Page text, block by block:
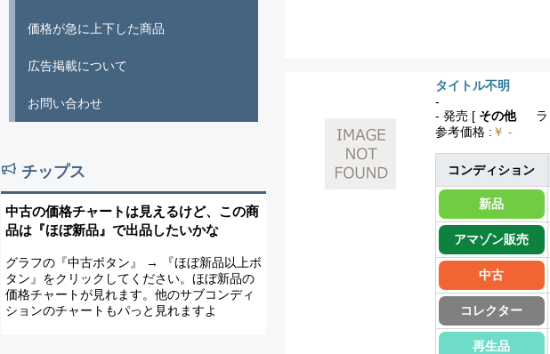
タイトル不明
-
- 発売 [ その他 ラ
参考価格 : ￥ -
コンディション
新品
アマゾン販売
中古
コレクター
再生品
価格が急に上下した商品
広告掲載について
お問い合わせ
チップス
中古の価格チャートは見えるけど、この商
品は『ほぼ新品』で出品したいかな
グラフの『中古ボタン』 → 『ほぼ新品以上ボ
タン』をクリックしてください。ほぼ新品の
価格チャートが見れます。他のサブコンディ
ションのチャートもパっと見れますよ